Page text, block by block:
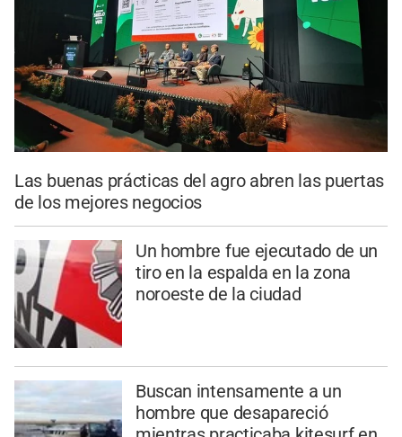
Las buenas prácticas del agro abren las puertas
de los mejores negocios
Un hombre fue ejecutado de un
tiro en la espalda en la zona
noroeste de la ciudad
Buscan intensamente a un
hombre que desapareció